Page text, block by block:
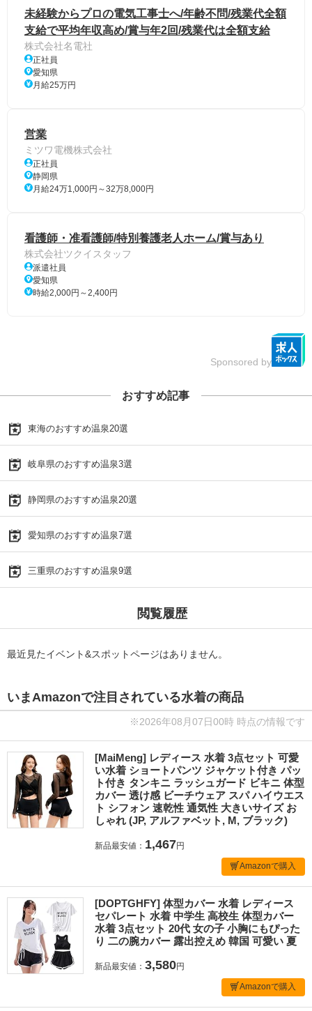
未経験からプロの電気工事士へ/年齢不問/残業代全額
支給で平均年収高め/賞与年2回/残業代は全額支給
株式会社名電社
正社員
愛知県
月給25万円
営業
ミツワ電機株式会社
正社員
静岡県
月給24万1,000円～32万8,000円
看護師・准看護師/特別養護老人ホーム/賞与あり
株式会社ツクイスタッフ
派遣社員
愛知県
時給2,000円～2,400円
Sponsored by
おすすめ記事
東海のおすすめ温泉20選
岐阜県のおすすめ温泉3選
静岡県のおすすめ温泉20選
愛知県のおすすめ温泉7選
三重県のおすすめ温泉9選
閲覧履歴
最近見たイベント&スポットページはありません。
いまAmazonで注目されている水着の商品
※2026年08月07日00時 時点の情報です
[MaiMeng] レディース 水着 3点セット 可愛
い水着 ショートパンツ ジャケット付き パッ
ト付き タンキニ ラッシュガード ビキニ 体型
カバー 透け感 ビーチウェア スパ ハイウエス
ト シフォン 速乾性 通気性 大きいサイズ お
しゃれ (JP, アルファベット, M, ブラック)
新品最安値： 1,467円
Amazonで購入
[DOPTGHFY] 体型カバー 水着 レディース
セパレート 水着 中学生 高校生 体型カバー
水着 3点セット 20代 女の子 小胸にもぴった
り 二の腕カバー 露出控えめ 韓国 可愛い 夏
新品最安値： 3,580円
Amazonで購入